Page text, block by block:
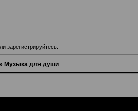
зарегистрируйтесь
Музыка для души